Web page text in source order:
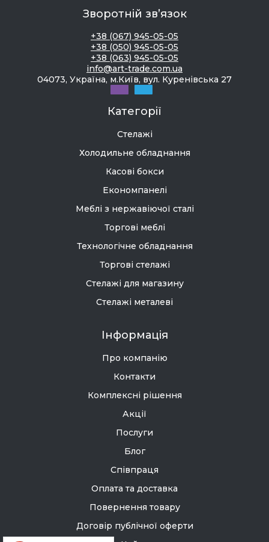
Зворотній зв’язок
+38 (067) 945-05-05
+38 (050) 945-05-05
+38 (063) 945-05-05
info@art-trade.com.ua
04073, Україна, м.Київ, вул. Куренівська 27
Категорії
Стелажі
Холодильне обладнання
Касові бокси
Економпанелі
Меблі з нержавіючої сталі
Торгові меблі
Технологічне обладнання
Торгові стелажі
Стелажі для магазину
Стелажі металеві
Інформація
Про компанію
Контакти
Комплексні рішення
Акції
Послуги
Блог
Співпраця
Оплата та доставка
Повернення товару
Договір публічної оферти